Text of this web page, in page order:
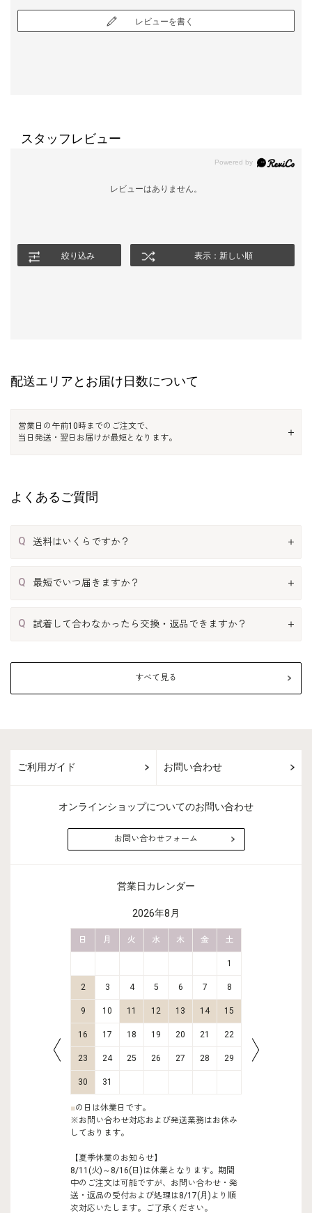
レビューを書く
スタッフレビュー
レビューはありません。
絞り込み 表示：新しい順
配送エリアとお届け日数について
営業日の午前10時までのご注文で、
当日発送・翌日お届けが最短となります。
よくあるご質問
Q 送料はいくらですか？
Q 最短でいつ届きますか？
Q 試着して合わなかったら交換・返品できますか？
すべて見る
ご利用ガイド お問い合わせ
オンラインショップについてのお問い合わせ
お問い合わせフォーム
営業日カレンダー
2026年8月
日 月 火 水 木 金 土
1
2 3 4 5 6 7 8
9 10 11 12 13 14 15
16 17 18 19 20 21 22
23 24 25 26 27 28 29
30 31
■の日は休業日です。
※お問い合わせ対応および発送業務はお休み
しております。
【夏季休業のお知らせ】
8/11(火)～8/16(日)は休業となります。期間
中のご注文は可能ですが、お問い合わせ・発
送・返品の受付および処理は8/17(月)より順
次対応いたします。ご了承ください。